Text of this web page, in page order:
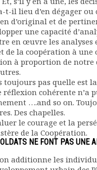
t-il lieu d’en dégager
d’original et de
une capacité
en œuvre les analyses
de la coopération à
à proportion de
toujours pas quelle est
cohérente n’a
….and so on.
Des chapelles.
le courage et la
de la Coopération.
NE FONT PAS UNE
additionne les